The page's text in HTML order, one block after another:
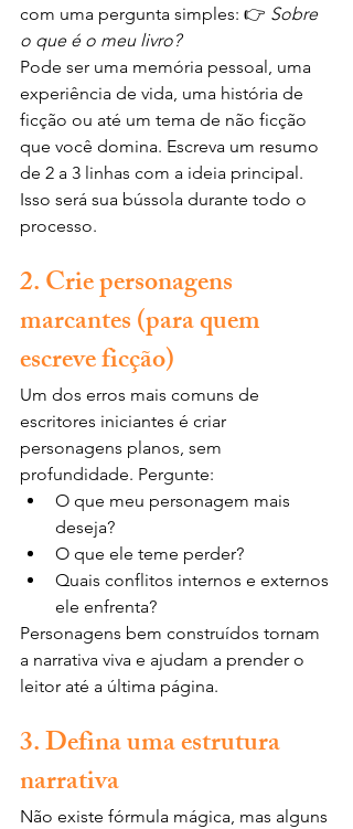
com uma pergunta simples: 👉 Sobre
o que é o meu livro?
Pode ser uma memória pessoal, uma
experiência de vida, uma história de
ficção ou até um tema de não ficção
que você domina. Escreva um resumo
de 2 a 3 linhas com a ideia principal.
Isso será sua bússola durante todo o
processo.
2. Crie personagens
marcantes (para quem
escreve ficção)
Um dos erros mais comuns de
escritores iniciantes é criar
personagens planos, sem
profundidade. Pergunte:
O que meu personagem mais
deseja?
O que ele teme perder?
Quais conflitos internos e externos
ele enfrenta?
Personagens bem construídos tornam
a narrativa viva e ajudam a prender o
leitor até a última página.
3. Defina uma estrutura
narrativa
Não existe fórmula mágica, mas alguns